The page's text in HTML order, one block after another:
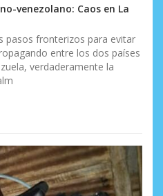
venezolano: Caos en La
pasos fronterizos para evitar
entre los dos países
verdaderamente la